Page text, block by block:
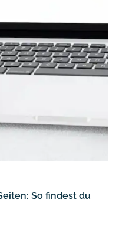
So findest du